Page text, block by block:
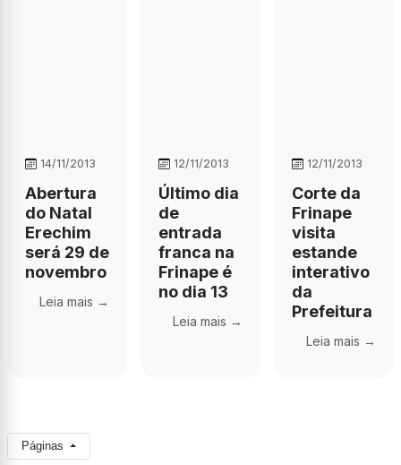
14/11/2013
Abertura
do Natal
Erechim
será 29 de
novembro
Leia mais →
12/11/2013
Último dia
de
entrada
franca na
Frinape é
no dia 13
Leia mais →
12/11/2013
Corte da
Frinape
visita
estande
interativo
da
Prefeitura
Leia mais →
Páginas